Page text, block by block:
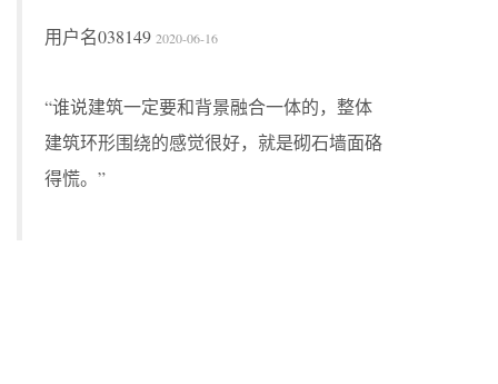
用户名038149 2020-06-16
“谁说建筑一定要和背景融合一体的，整体
建筑环形围绕的感觉很好，就是砌石墙面硌
得慌。”